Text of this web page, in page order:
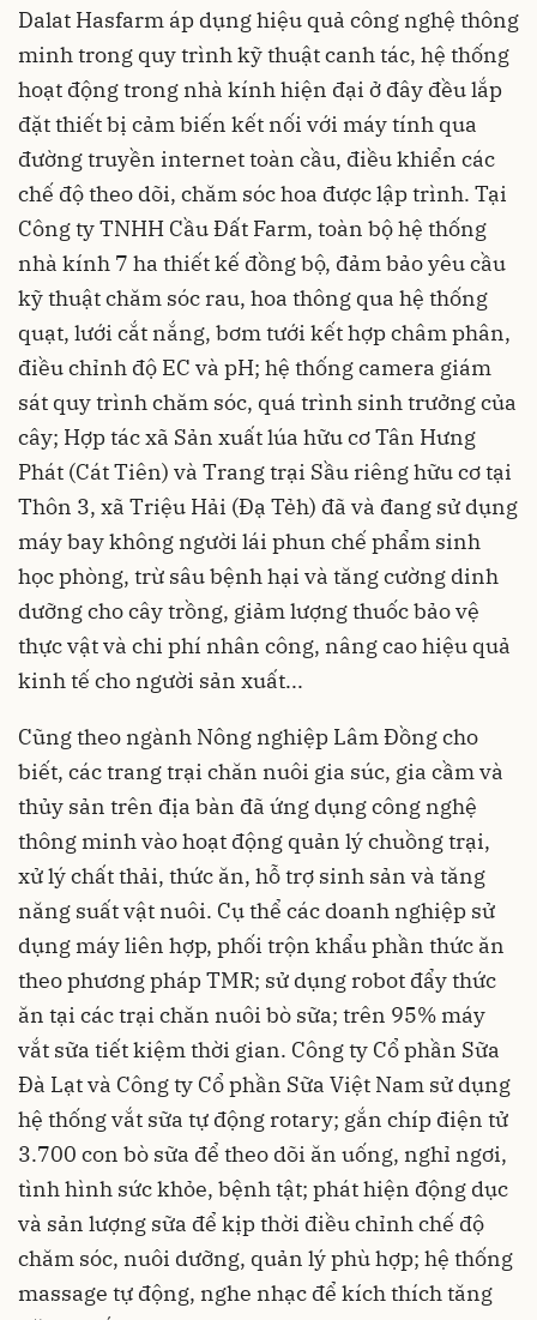
Dalat Hasfarm áp dụng hiệu quả công nghệ thông
minh trong quy trình kỹ thuật canh tác, hệ thống
hoạt động trong nhà kính hiện đại ở đây đều lắp
đặt thiết bị cảm biến kết nối với máy tính qua
đường truyền internet toàn cầu, điều khiển các
chế độ theo dõi, chăm sóc hoa được lập trình. Tại
Công ty TNHH Cầu Đất Farm, toàn bộ hệ thống
nhà kính 7 ha thiết kế đồng bộ, đảm bảo yêu cầu
kỹ thuật chăm sóc rau, hoa thông qua hệ thống
quạt, lưới cắt nắng, bơm tưới kết hợp châm phân,
điều chỉnh độ EC và pH; hệ thống camera giám
sát quy trình chăm sóc, quá trình sinh trưởng của
cây; Hợp tác xã Sản xuất lúa hữu cơ Tân Hưng
Phát (Cát Tiên) và Trang trại Sầu riêng hữu cơ tại
Thôn 3, xã Triệu Hải (Đạ Tẻh) đã và đang sử dụng
máy bay không người lái phun chế phẩm sinh
học phòng, trừ sâu bệnh hại và tăng cường dinh
dưỡng cho cây trồng, giảm lượng thuốc bảo vệ
thực vật và chi phí nhân công, nâng cao hiệu quả
kinh tế cho người sản xuất...
Cũng theo ngành Nông nghiệp Lâm Đồng cho
biết, các trang trại chăn nuôi gia súc, gia cầm và
thủy sản trên địa bàn đã ứng dụng công nghệ
thông minh vào hoạt động quản lý chuồng trại,
xử lý chất thải, thức ăn, hỗ trợ sinh sản và tăng
năng suất vật nuôi. Cụ thể các doanh nghiệp sử
dụng máy liên hợp, phối trộn khẩu phần thức ăn
theo phương pháp TMR; sử dụng robot đẩy thức
ăn tại các trại chăn nuôi bò sữa; trên 95% máy
vắt sữa tiết kiệm thời gian. Công ty Cổ phần Sữa
Đà Lạt và Công ty Cổ phần Sữa Việt Nam sử dụng
hệ thống vắt sữa tự động rotary; gắn chíp điện tử
3.700 con bò sữa để theo dõi ăn uống, nghỉ ngơi,
tình hình sức khỏe, bệnh tật; phát hiện động dục
và sản lượng sữa để kịp thời điều chỉnh chế độ
chăm sóc, nuôi dưỡng, quản lý phù hợp; hệ thống
massage tự động, nghe nhạc để kích thích tăng